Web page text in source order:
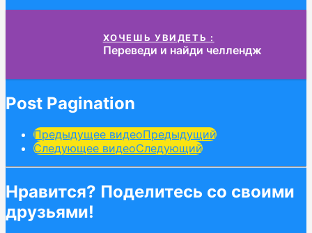
ХОЧЕШЬ УВИДЕТЬ :
Переведи и найди челлендж
Post Pagination
Предыдущее видеоПредыдущий
Следующее видеоСледующий
Нравится? Поделитесь со своими
друзьями!